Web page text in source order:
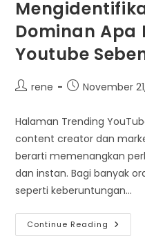
Dominan Apa
Youtube
Postrene
PostNovember
Halaman Trending
content creator dan
berarti memenangkan
dan instan. Bagi banyak
seperti keberuntungan…
Continue Reading
Faktor